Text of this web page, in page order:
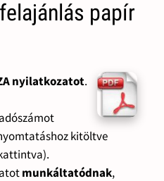
papír
nyilatkozatot.
kitöltve
munkáltatódnak,